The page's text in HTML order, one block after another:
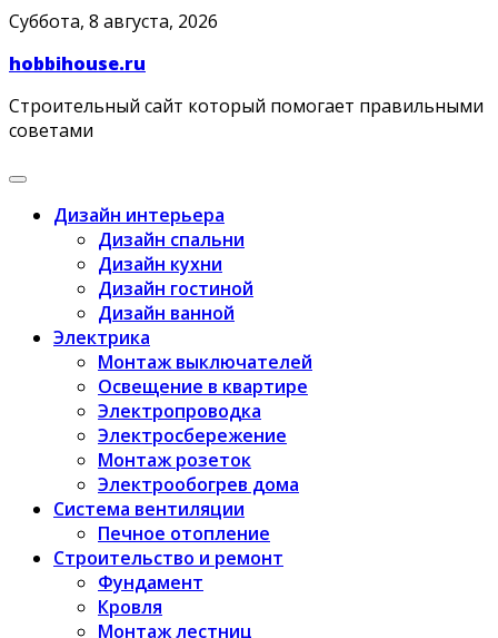
Skip
content
Суббота, 8 августа, 2026
hobbihouse.ru
Строительный сайт который помогает правильными
советами
Дизайн интерьера
Дизайн спальни
Дизайн кухни
Дизайн гостиной
Дизайн ванной
Электрика
Монтаж выключателей
Освещение в квартире
Электропроводка
Электросбережение
Монтаж розеток
Электрообогрев дома
Система вентиляции
Печное отопление
Строительство и ремонт
Фундамент
Кровля
Монтаж лестниц